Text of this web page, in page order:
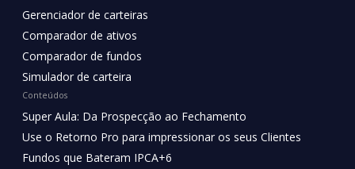
Gerenciador de carteiras
Comparador de ativos
Comparador de fundos
Simulador de carteira
Conteúdos
Super Aula: Da Prospecção ao Fechamento
Use o Retorno Pro para impressionar os seus Clientes
Fundos que Bateram IPCA+6